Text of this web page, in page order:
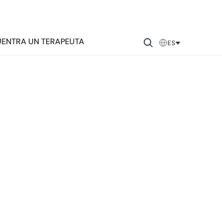
UN TERAPEUTA ES